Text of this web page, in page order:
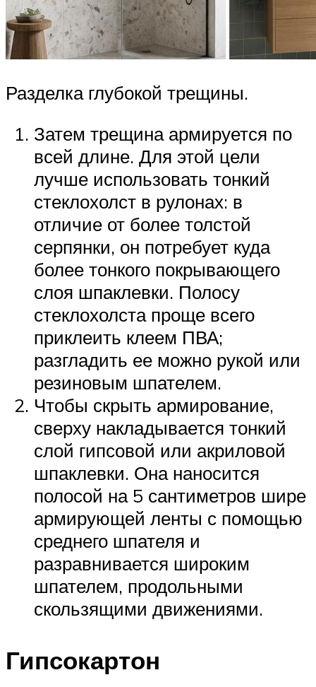
Разделка глубокой трещины.
Затем трещина армируется по
всей длине. Для этой цели
лучше использовать тонкий
стеклохолст в рулонах: в
отличие от более толстой
серпянки, он потребует куда
более тонкого покрывающего
слоя шпаклевки. Полосу
стеклохолста проще всего
приклеить клеем ПВА;
разгладить ее можно рукой или
резиновым шпателем.
Чтобы скрыть армирование,
сверху накладывается тонкий
слой гипсовой или акриловой
шпаклевки. Она наносится
полосой на 5 сантиметров шире
армирующей ленты с помощью
среднего шпателя и
разравнивается широким
шпателем, продольными
скользящими движениями.
Гипсокартон